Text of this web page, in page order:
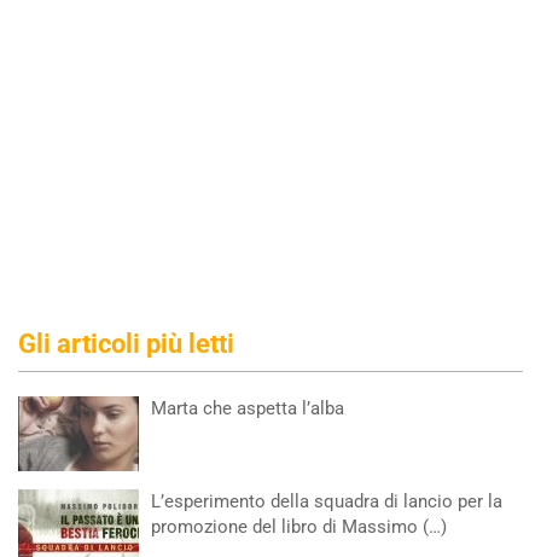
Gli articoli più letti
Marta che aspetta l’alba
L’esperimento della squadra di lancio per la
promozione del libro di Massimo (…)